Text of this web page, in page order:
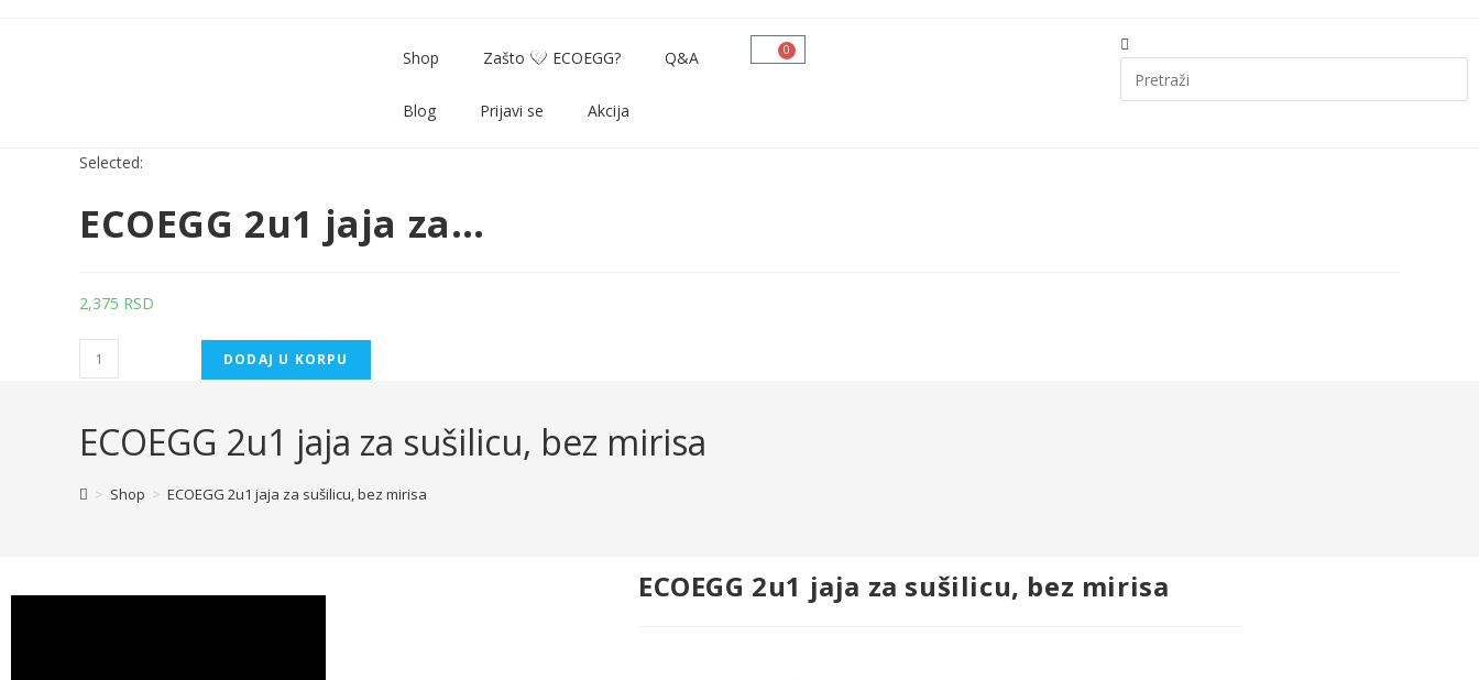
Shop Zašto ECOEGG? Q&A
Blog Prijavi se Akcija
0
Selected:
ECOEGG 2u1 jaja za…
2,375 RSD
DODAJ U KORPU
ECOEGG 2u1 jaja za sušilicu, bez mirisa
> Shop > ECOEGG 2u1 jaja za sušilicu, bez mirisa
ECOEGG 2u1 jaja za sušilicu, bez mirisa